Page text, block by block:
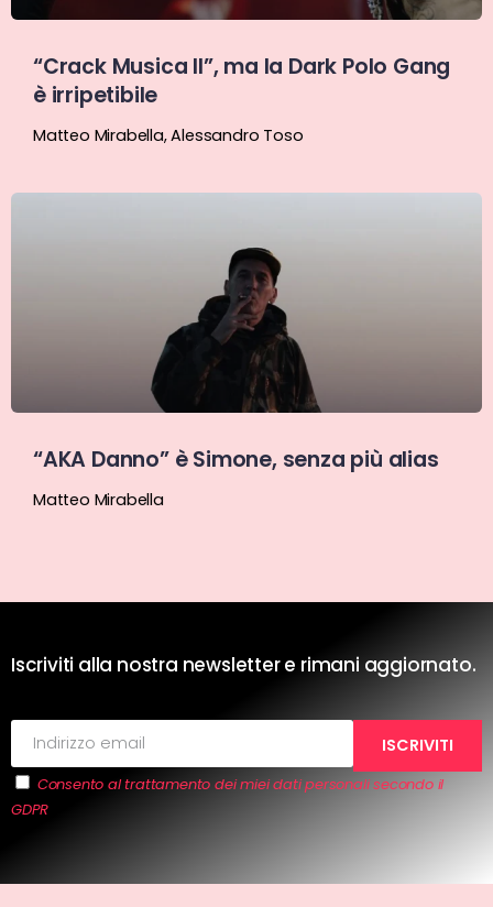
“Crack Musica II”, ma la Dark Polo Gang
è irripetibile
Matteo Mirabella,Alessandro Toso
“AKA Danno” è Simone, senza più alias
Matteo Mirabella
Iscriviti alla nostra newsletter e rimani aggiornato.
Consento al trattamento dei miei dati personali secondo il
GDPR